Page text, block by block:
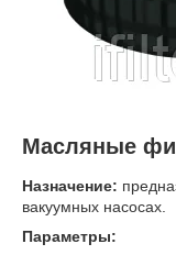
Масляные
Назначение:
вакуумных насосах.
Параметры: